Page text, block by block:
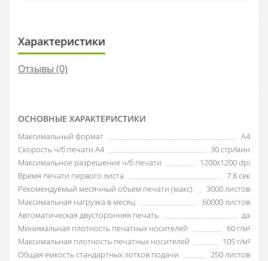
Характеристики
Отзывы (0)
ОСНОВНЫЕ ХАРАКТЕРИСТИКИ
Максимальный формат
A4
Скорость ч/б печати A4
30 стр/мин
Максимальное разрешение ч/б печати
1200x1200 dpi
Время печати первого листа
7.8 сек
Рекомендуемый месячный объем печати (макс)
3000 листов
Максимальная нагрузка в месяц
60000 листов
Автоматическая двусторонняя печать
да
Минимальная плотность печатных носителей
60 г/м²
Максимальная плотность печатных носителей
105 г/м²
Общая емкость стандартных лотков подачи
250 листов